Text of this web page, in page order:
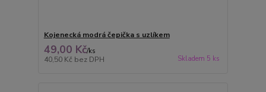
Kojenecká modrá čepička s uzlíkem
49,00 Kč/ks
40,50 Kč bez DPH Skladem 5 ks